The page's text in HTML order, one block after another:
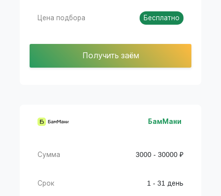
Цена подбора Бесплатно
Получить заём
БамМани
Сумма 3000 - 30000 ₽
Срок 1 - 31 день